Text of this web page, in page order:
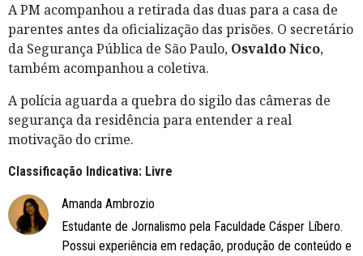
A PM acompanhou a retirada das duas para a casa de
parentes antes da oficialização das prisões. O secretário
da Segurança Pública de São Paulo, Osvaldo Nico,
também acompanhou a coletiva.
A polícia aguarda a quebra do sigilo das câmeras de
segurança da residência para entender a real
motivação do crime.
Classificação Indicativa: Livre
Amanda Ambrozio
Estudante de Jornalismo pela Faculdade Cásper Líbero.
Possui experiência em redação, produção de conteúdo e